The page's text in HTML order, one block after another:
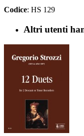
Codice: HS 129
Altri utenti